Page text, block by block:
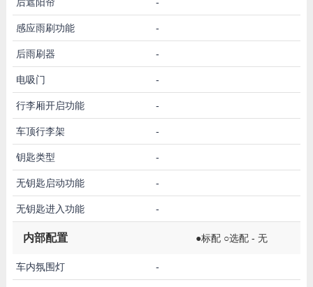
感应雨刷功能 -
后雨刷器 -
电吸门 -
行李厢开启功能 -
车顶行李架 -
钥匙类型 -
无钥匙启动功能 -
无钥匙进入功能 -
内部配置 ●标配 ○选配 - 无
车内氛围灯 -